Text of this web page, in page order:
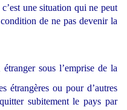
une situation qui ne peut
de ne pas devenir la
sous l’emprise de la
étrangères ou pour d’autres
subitement le pays par